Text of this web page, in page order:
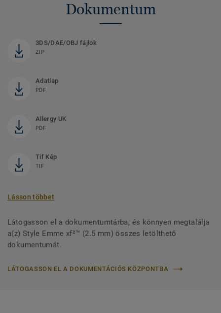
Dokumentum
3DS/DAE/OBJ fájlok
ZIP
Adatlap
PDF
Allergy UK
PDF
Tif Kép
TIF
Lásson többet
Látogasson el a dokumentumtárba, és könnyen megtalálja
a(z) Style Emme xf²™ (2.5 mm) összes letölthető
dokumentumát.
LÁTOGASSON EL A DOKUMENTÁCIÓS KÖZPONTBA